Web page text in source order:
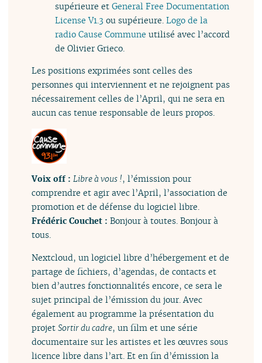
supérieure etGeneral Free Documentation
License V1.3 ou supérieure.Logo de la
radio Cause Commune utilisé avec l’accord
de Olivier Grieco.
Les positions exprimées sont celles des
personnes qui interviennent et ne rejoignent pas
nécessairement celles de l’April, qui ne sera en
aucun cas tenue responsable de leurs propos.
Voix off :Libre à vous !, l’émission pour
comprendre et agir avec l’April, l’association de
promotion et de défense du logiciel libre.
Frédéric Couchet :Bonjour à toutes. Bonjour à
tous.
Nextcloud, un logiciel libre d’hébergement et de
partage de fichiers, d’agendas, de contacts et
bien d’autres fonctionnalités encore, ce sera le
sujet principal de l’émission du jour. Avec
également au programme la présentation du
projetSortir du cadre, un film et une série
documentaire sur les artistes et les œuvres sous
licence libre dans l’art. Et en fin d’émission la